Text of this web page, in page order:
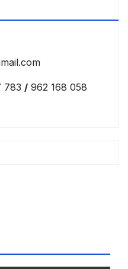
783 / 962 168 058